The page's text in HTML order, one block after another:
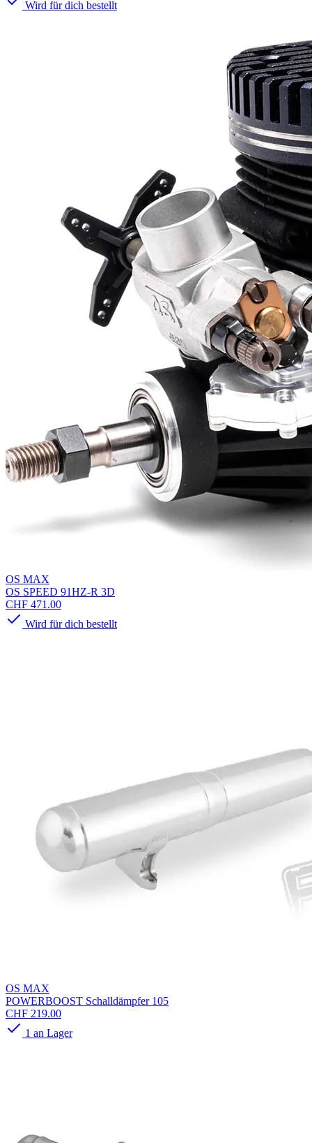
Wird für dich bestellt
OS MAX
OS SPEED 91HZ-R 3D
CHF 471.00
Wird für dich bestellt
OS MAX
POWERBOOST Schalldämpfer 105
CHF 219.00
1 an Lager